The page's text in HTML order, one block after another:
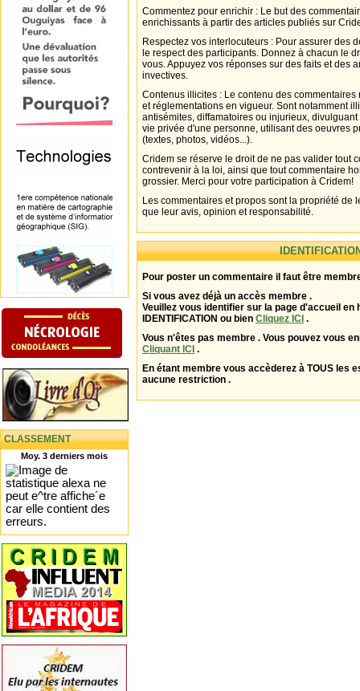
CLASSEMENT
Moy. 3 derniers mois
Commentez pour enrichir : Le but des
enrichissants à partir des articles publiés sur
Respectez vos interlocuteurs : Pour assurer des
le respect des participants. Donnez à chacun le
vous. Appuyez vos réponses sur des faits et des
invectives.
Contenus illicites : Le contenu des
et réglementations en vigueur. Sont notamment
antisémites, diffamatoires ou injurieux,
vie privée d'une personne, utilisant des oeuvres
(textes, photos, vidéos...).
Cridem se réserve le droit de ne pas valider tout
contrevenir à la loi, ainsi que tout commentaire
grossier. Merci pour votre participation à Cridem!
Les commentaires et propos sont la propriété de
que leur avis, opinion et responsabilité.
Pour poster un commentaire il faut être
Si vous avez déjà un accès membre .
Veuillez vous identifier sur la page d'accueil en
IDENTIFICATION ou bien Cliquez ICI .
Vous n'êtes pas membre . Vous pouvez vous
Cliquant ICI .
En étant membre vous accèderez à TOUS les
aucune restriction .